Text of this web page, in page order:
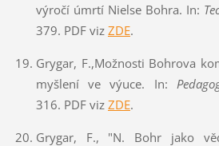
výročí úmrtí Nielse Bohra. In:
379. PDF viz ZDE.
Grygar, F.,Možnosti Bohrova
myšlení ve výuce. In:
316. PDF viz ZDE.
Grygar, F., "N. Bohr jako